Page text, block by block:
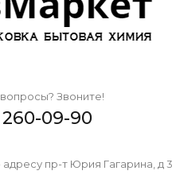
Звоните!
260-09-90
пр-т Юрия Гагарина, д